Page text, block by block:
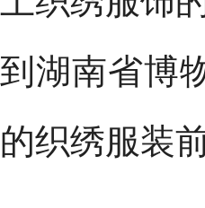
到湖南省博
的织绣服装